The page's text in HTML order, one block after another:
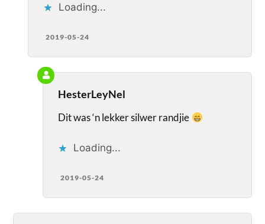
Loading...
2019-05-24
HesterLeyNel
Dit was ‘n lekker silwer randjie
Loading...
2019-05-24